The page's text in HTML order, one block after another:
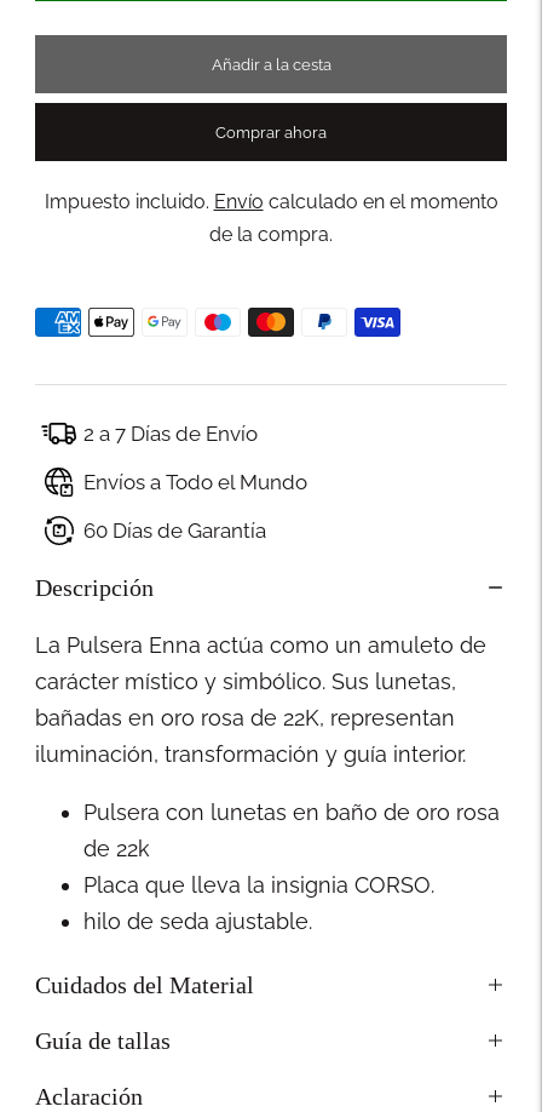
Añadir a la cesta
Comprar ahora
Impuesto incluido. Envío calculado en el momento
de la compra.
2 a 7 Días de Envío
Envíos a Todo el Mundo
60 Días de Garantía
Descripción
La Pulsera Enna actúa como un amuleto de
carácter místico y simbólico. Sus lunetas,
bañadas en oro rosa de 22K, representan
iluminación, transformación y guía interior.
Pulsera con lunetas en baño de oro rosa
de 22k
Placa que lleva la insignia CORSO.
hilo de seda ajustable.
Cuidados del Material
Guía de tallas
Aclaración